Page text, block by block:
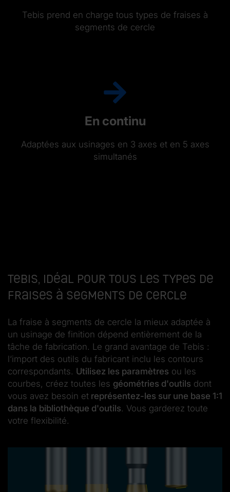
Tebis prend en charge tous types de fraises à
segments de cercle
En continu
Adaptées aux usinages en 3 axes et en 5 axes
simultanés
Tebis, idéal pour tous les types de
fraises à segments de cercle
La fraise à segments de cercle la mieux adaptée à
un usinage de finition dépend entièrement de la
tâche de fabrication. Le grand avantage de Tebis :
l‘import des outils du fabricant inclu les contours
correspondants. Utilisez les paramètres ou les
courbes, créez toutes les géométries d'outils dont
vous avez besoin et représentez-les sur une base 1:1
dans la bibliothèque d'outils. Vous garderez toute
votre flexibilité.